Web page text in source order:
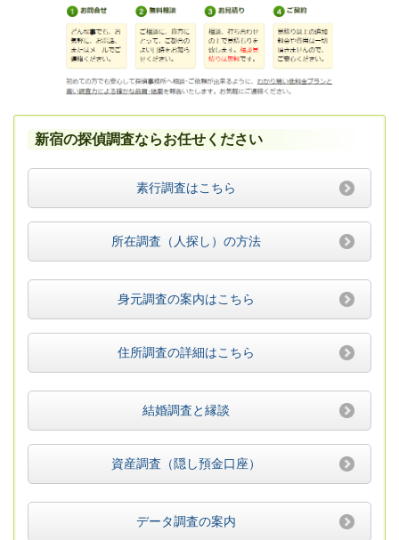
新宿の探偵調査ならお任せください
素行調査はこちら
所在調査（人探し）の方法
身元調査の案内はこちら
住所調査の詳細はこちら
結婚調査と縁談
資産調査（隠し預金口座）
データ調査の案内